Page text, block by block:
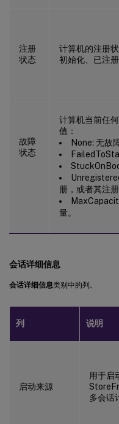
注册
状态
计算机的注册
初始化、已注册
故障
状态
计算机当前任
值：
None: 无故
册，或者其注册
量。
会话详细信息
会话详细信息类别中的列。
列 说明
启动来源
用于启
多会话